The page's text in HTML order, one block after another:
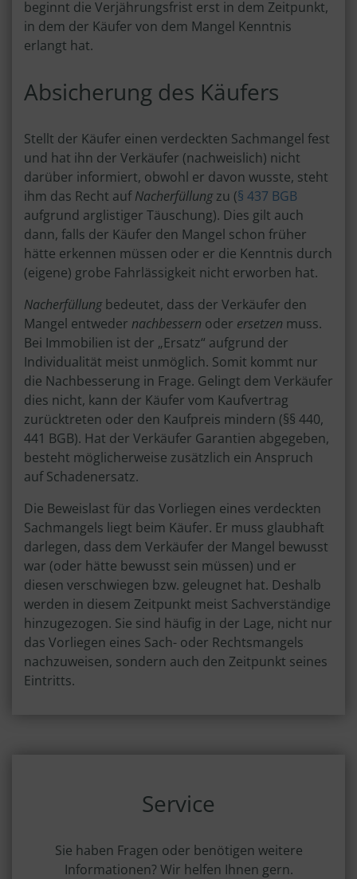
beginnt die Verjährungsfrist erst in dem Zeitpunkt,
in dem der Käufer von dem Mangel Kenntnis
erlangt hat.
Absicherung des Käufers
Stellt der Käufer einen verdeckten Sachmangel fest
und hat ihn der Verkäufer (nachweislich) nicht
darüber informiert, obwohl er davon wusste, steht
ihm das Recht aufNacherfüllungzu (§ 437 BGB
aufgrund arglistiger Täuschung). Dies gilt auch
dann, falls der Käufer den Mangel schon früher
hätte erkennen müssen oder er die Kenntnis durch
(eigene) grobe Fahrlässigkeit nicht erworben hat.
Nacherfüllungbedeutet, dass der Verkäufer den
Mangel entweder nachbessern oder ersetzen muss.
Bei Immobilien ist der „Ersatz“ aufgrund der
Individualität meist unmöglich. Somit kommt nur
die Nachbesserung in Frage. Gelingt dem Verkäufer
dies nicht, kann der Käufer vom Kaufvertrag
zurücktreten oder den Kaufpreis mindern (§§ 440,
441 BGB). Hat der Verkäufer Garantien abgegeben,
besteht möglicherweise zusätzlich ein Anspruch
auf Schadenersatz.
Die Beweislast für das Vorliegen eines verdeckten
Sachmangels liegt beim Käufer. Er muss glaubhaft
darlegen, dass dem Verkäufer der Mangel bewusst
war (oder hätte bewusst sein müssen) und er
diesen verschwiegen bzw. geleugnet hat. Deshalb
werden in diesem Zeitpunkt meist Sachverständige
hinzugezogen. Sie sind häufig in der Lage, nicht nur
das Vorliegen eines Sach- oder Rechtsmangels
nachzuweisen, sondern auch den Zeitpunkt seines
Eintritts.
Service
Sie haben Fragen oder benötigen weitere
Informationen? Wir helfen Ihnen gern.